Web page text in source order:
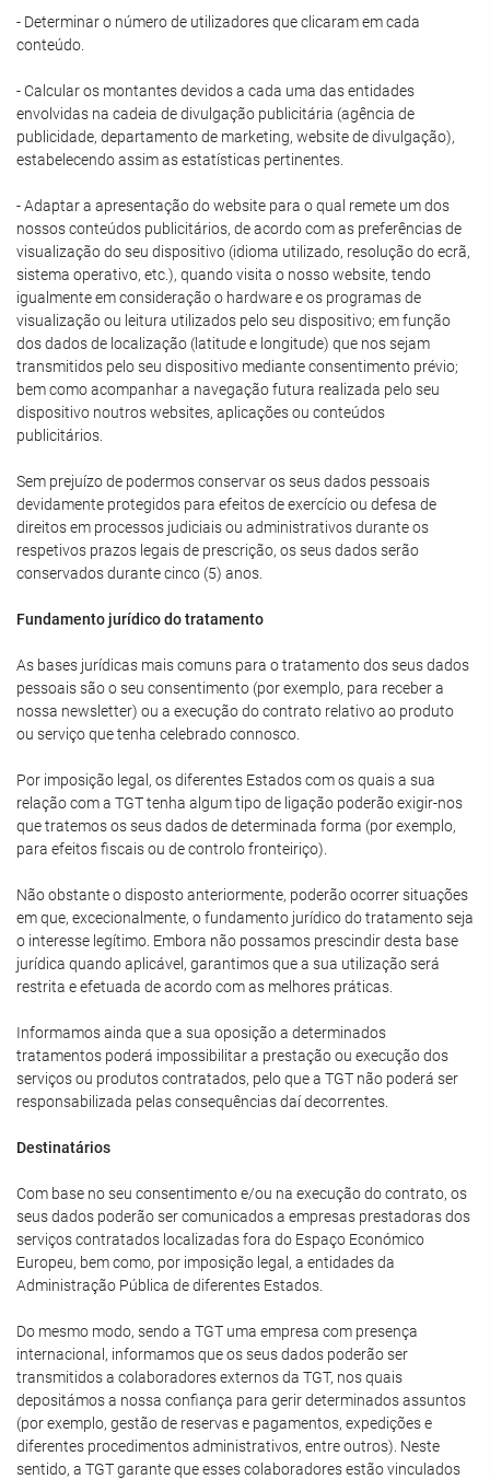
- Determinar o número de utilizadores que clicaram em cada
conteúdo.
- Calcular os montantes devidos a cada uma das entidades
envolvidas na cadeia de divulgação publicitária (agência de
publicidade, departamento de marketing, website de divulgação),
estabelecendo assim as estatísticas pertinentes.
- Adaptar a apresentação do website para o qual remete um dos
nossos conteúdos publicitários, de acordo com as preferências de
visualização do seu dispositivo (idioma utilizado, resolução do ecrã,
sistema operativo, etc.), quando visita o nosso website, tendo
igualmente em consideração o hardware e os programas de
visualização ou leitura utilizados pelo seu dispositivo; em função
dos dados de localização (latitude e longitude) que nos sejam
transmitidos pelo seu dispositivo mediante consentimento prévio;
bem como acompanhar a navegação futura realizada pelo seu
dispositivo noutros websites, aplicações ou conteúdos
publicitários.
Sem prejuízo de podermos conservar os seus dados pessoais
devidamente protegidos para efeitos de exercício ou defesa de
direitos em processos judiciais ou administrativos durante os
respetivos prazos legais de prescrição, os seus dados serão
conservados durante cinco (5) anos.
Fundamento jurídico do tratamento
As bases jurídicas mais comuns para o tratamento dos seus dados
pessoais são o seu consentimento (por exemplo, para receber a
nossa newsletter) ou a execução do contrato relativo ao produto
ou serviço que tenha celebrado connosco.
Por imposição legal, os diferentes Estados com os quais a sua
relação com a TGT tenha algum tipo de ligação poderão exigir-nos
que tratemos os seus dados de determinada forma (por exemplo,
para efeitos fiscais ou de controlo fronteiriço).
Não obstante o disposto anteriormente, poderão ocorrer situações
em que, excecionalmente, o fundamento jurídico do tratamento seja
o interesse legítimo. Embora não possamos prescindir desta base
jurídica quando aplicável, garantimos que a sua utilização será
restrita e efetuada de acordo com as melhores práticas.
Informamos ainda que a sua oposição a determinados
tratamentos poderá impossibilitar a prestação ou execução dos
serviços ou produtos contratados, pelo que a TGT não poderá ser
responsabilizada pelas consequências daí decorrentes.
Destinatários
Com base no seu consentimento e/ou na execução do contrato, os
seus dados poderão ser comunicados a empresas prestadoras dos
serviços contratados localizadas fora do Espaço Económico
Europeu, bem como, por imposição legal, a entidades da
Administração Pública de diferentes Estados.
Do mesmo modo, sendo a TGT uma empresa com presença
internacional, informamos que os seus dados poderão ser
transmitidos a colaboradores externos da TGT, nos quais
depositámos a nossa confiança para gerir determinados assuntos
(por exemplo, gestão de reservas e pagamentos, expedições e
diferentes procedimentos administrativos, entre outros). Neste
sentido, a TGT garante que esses colaboradores estão vinculados